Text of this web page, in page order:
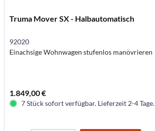
Truma Mover SX - Halbautomatisch
92020
Einachsige Wohnwagen stufenlos manövrieren
1.849,00 €
7 Stück sofort verfügbar. Lieferzeit 2-4 Tage.